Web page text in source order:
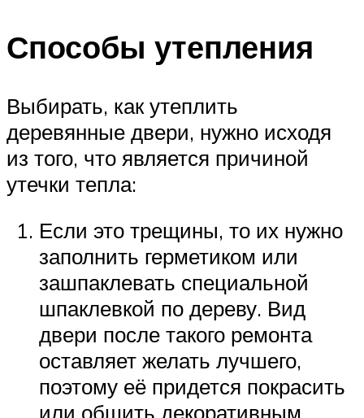
Способы утепления
Выбирать, как утеплить
деревянные двери, нужно исходя
из того, что является причиной
утечки тепла:
Если это трещины, то их нужно
заполнить герметиком или
зашпаклевать специальной
шпаклевкой по дереву. Вид
двери после такого ремонта
оставляет желать лучшего,
поэтому её придется покрасить
или обшить декоративным